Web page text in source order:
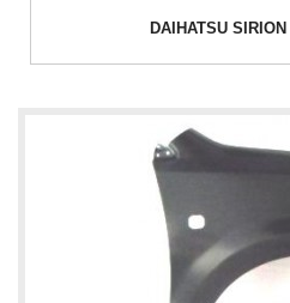
DAIHATSU